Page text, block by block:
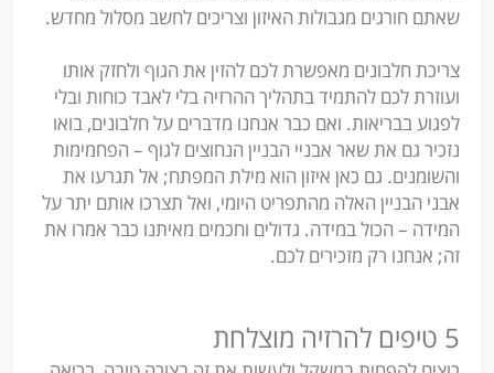
שאתם חורגים מגבולות האיזון וצריכים לחשב מסלול מחדש.
צריכת חלבונים מאפשרת לכם להזין את הגוף ולחזק אותו
ועוזרת לכם להתמיד בתהליך ההרזיה בלי לאבד כוחות ובלי
לפגוע בבריאות. ואם כבר אנחנו מדברים על חלבונים, בואו
נזכיר גם את שאר אבניי הבניין הנחוצים לגוף – הפחמימות
והשומנים. גם כאן איזון הוא מילת המפתח; אל תגרעו את
אבני הבניין האלה מהתפריט היומי, ואל תצרכו אותם יתר על
המידה – הכול במידה. גדולים וחכמים מאיתנו כבר אמרו את
זה; אנחנו רק מזכירים לכם.
5 טיפים להרזיה מוצלחת